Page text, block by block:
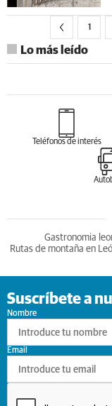
1
Lo más leído
Teléfonos de interés
Gastronomia
Rutas de montaña en
Suscríbete a
Nombre
Email